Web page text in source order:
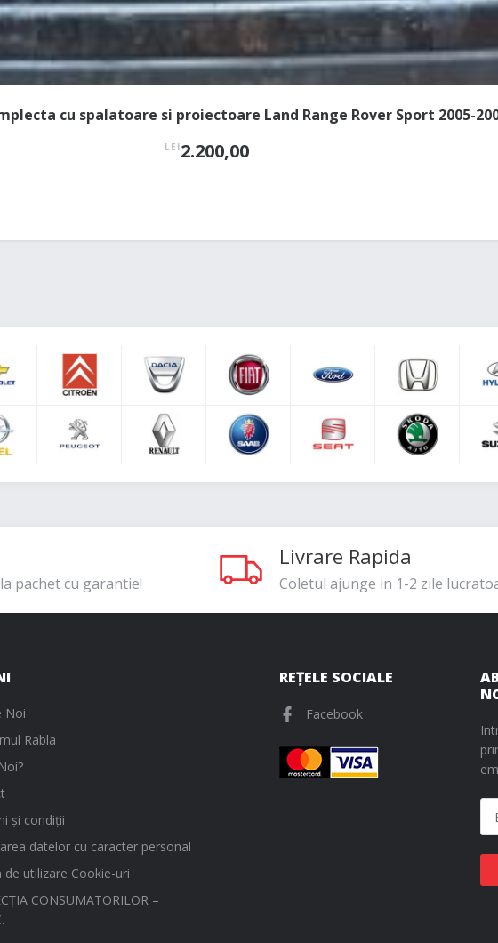
cu spalatoare si proiectoare Land Range Rover Sport 2005-
LEI2.200,00
pachet cu garantie!
Livrare Rapida
Coletul ajunge in 1-2 zile
Noi
Rabla
și condiții
datelor cu caracter personal
de utilizare Cookie-uri
CONSUMATORILOR –
REȚELE SOCIALE
Facebook